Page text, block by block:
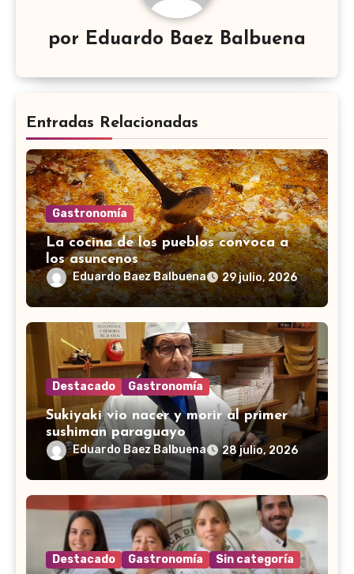
por Eduardo Baez Balbuena
Entradas Relacionadas
Gastronomía
La cocina de los pueblos convoca a
los asuncenos
Eduardo Baez Balbuena 29 julio, 2026
Destacado Gastronomía
Sukiyaki vio nacer y morir al primer
sushiman paraguayo
Eduardo Baez Balbuena 28 julio, 2026
Destacado Gastronomía Sin categoría